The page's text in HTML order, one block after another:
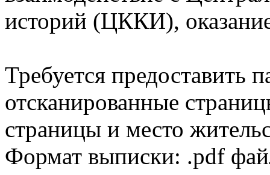
историй (ЦККИ),
Требуется предоставить
отсканированные
страницы и место
Формат выписки: .pdf